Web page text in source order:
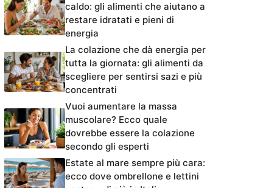
caldo: gli alimenti che aiutano a
restare idratati e pieni di
energia
La colazione che dà energia per
tutta la giornata: gli alimenti da
scegliere per sentirsi sazi e più
concentrati
Vuoi aumentare la massa
muscolare? Ecco quale
dovrebbe essere la colazione
secondo gli esperti
Estate al mare sempre più cara:
ecco dove ombrellone e lettini